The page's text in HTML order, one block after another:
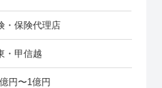
・保険代理店
・甲信越
円〜1億円